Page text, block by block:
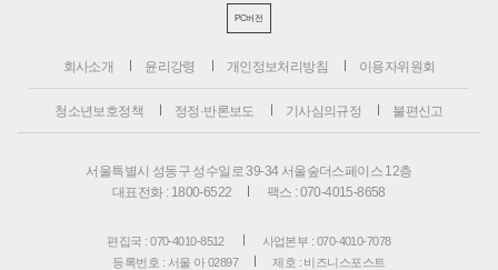
PC버전
회사소개 윤리강령 개인정보처리방침 이용자위원회
청소년보호정책 정정·반론보도 기사심의규정 불편신고
서울특별시 성동구 성수일로 39-34 서울숲더스페이스 12층
대표전화 : 1800-6522
팩스 : 070-4015-8658
편집국 : 070-4010-8512
사업본부 : 070-4010-7078
등록번호 : 서울 아 02897
제호 : 비즈니스포스트